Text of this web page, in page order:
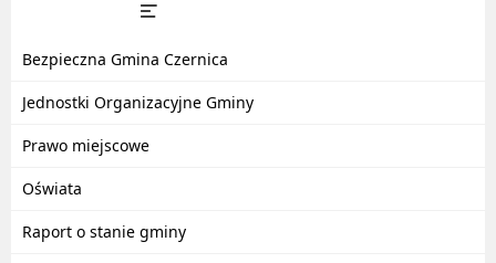
Bezpieczna Gmina Czernica
Jednostki Organizacyjne Gminy
Prawo miejscowe
Oświata
Raport o stanie gminy